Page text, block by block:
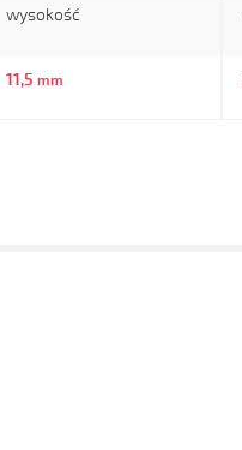
wysokość
11,5 mm